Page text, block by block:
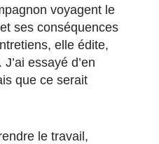
voyagent le
ses conséquences
elle édite,
essayé d’en
que ce serait
le travail,